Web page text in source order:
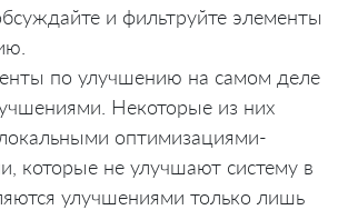
и фильтруйте элементы
по улучшению на самом деле
Некоторые из них
оптимизациями-
которые не улучшают систему в
улучшениями только лишь